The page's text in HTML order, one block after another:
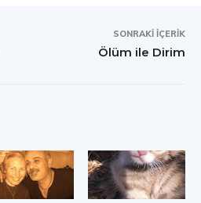
SONRAKI İÇERIK
Ölüm ile Dirim